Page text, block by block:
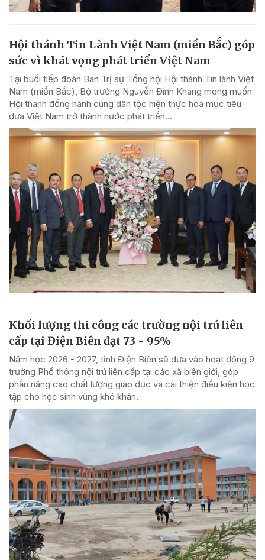
Hội thánh Tin Lành Việt Nam (miền Bắc) góp
sức vì khát vọng phát triển Việt Nam
Tại buổi tiếp đoàn Ban Trị sự Tổng hội Hội thánh Tin lành Việt
Nam (miền Bắc), Bộ trưởng Nguyễn Đình Khang mong muốn
Hội thánh đồng hành cùng dân tộc hiện thực hóa mục tiêu
đưa Việt Nam trở thành nước phát triển...
Khối lượng thi công các trường nội trú liên
cấp tại Điện Biên đạt 73 - 95%
Năm học 2026 - 2027, tỉnh Điện Biên sẽ đưa vào hoạt động 9
trường Phổ thông nội trú liên cấp tại các xã biên giới, góp
phần nâng cao chất lượng giáo dục và cải thiện điều kiện học
tập cho học sinh vùng khó khăn.